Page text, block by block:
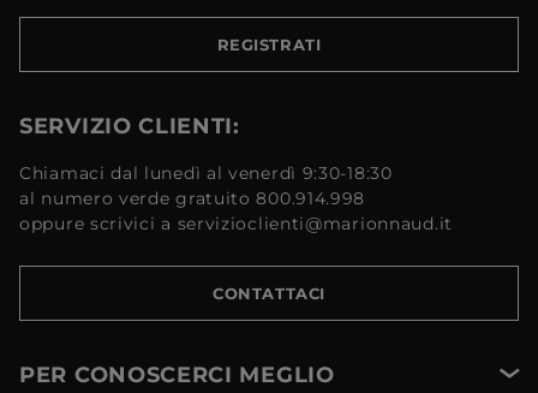
REGISTRATI
SERVIZIO CLIENTI:
Chiamaci dal lunedì al venerdì 9:30-18:30
al numero verde gratuito 800.914.998
oppure scrivici a servizioclienti@marionnaud.it
CONTATTACI
PER CONOSCERCI MEGLIO